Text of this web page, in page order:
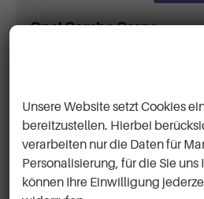
Opel Combo Cargo
Kraftstoff Diesel Außenfarbe
Leistung 75 kW (102 PS) Kilometerstand
26.06.2025
20.990,– €
Unsere Website setzt Cookies
bereitzustellen. Hierbei
verarbeiten nur die Daten für
Personalisierung, für die Sie
können Ihre Einwilligung